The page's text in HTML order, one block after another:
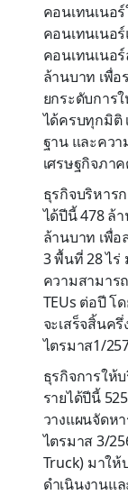
คอนเทนเนอ
คอนเทนเนอ
คอนเทนเนอ
ล้านบาท เพื่อ
ยกระดับการ
ได้ครบทุกมิติ
ฐาน และคว
เศรษฐกิจภา
ธุรกิจบริหาร
ได้ปีนี้ 478 ล้า
ล้านบาท เพื่
3 พื้นที่ 28 ไร่
ความสามาร
TEUs ต่อปี โ
จะเสร็จสิ้นค
ไตรมาส1/
ธุรกิจการให้
รายได้ปีนี้
วางแผนจัดห
ไตรมาส 3/
Truck) มาใ
ดำเนินงานแ